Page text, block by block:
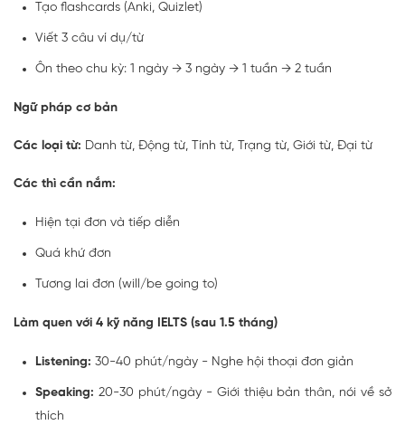
Tạo flashcards (Anki, Quizlet)
Viết 3 câu ví dụ/từ
Ôn theo chu kỳ: 1 ngày → 3 ngày → 1 tuần → 2 tuần
Ngữ pháp cơ bản
Các loại từ: Danh từ, Động từ, Tính từ, Trạng từ, Giới từ, Đại từ
Các thì cần nắm:
Hiện tại đơn và tiếp diễn
Quá khứ đơn
Tương lai đơn (will/be going to)
Làm quen với 4 kỹ năng IELTS (sau 1.5 tháng)
Listening: 30-40 phút/ngày - Nghe hội thoại đơn giản
Speaking: 20-30 phút/ngày - Giới thiệu bản thân, nói về sở
thích